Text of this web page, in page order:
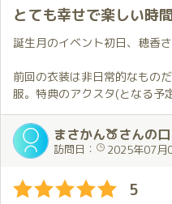
持ちが強くなりました💕。
来月は穂香さんの誕生月です
の皆様にこの感動を味わって
誕生月イベントも企画されて
いです。
とても幸せで楽しい時
誕生月のイベント初日、穂香
前回の衣装は非日常的なもの
服。特典のアクスタ(となる予
夏らしさが感じられるワンピ
とは違ったかたちで楽しませて
穂香さんのワンピース姿はいつ
この日は穂香さんに全てお任せ
私から要望をお伝えしないと
まさかん🍑さんの
訪問日： 2025年07月
5